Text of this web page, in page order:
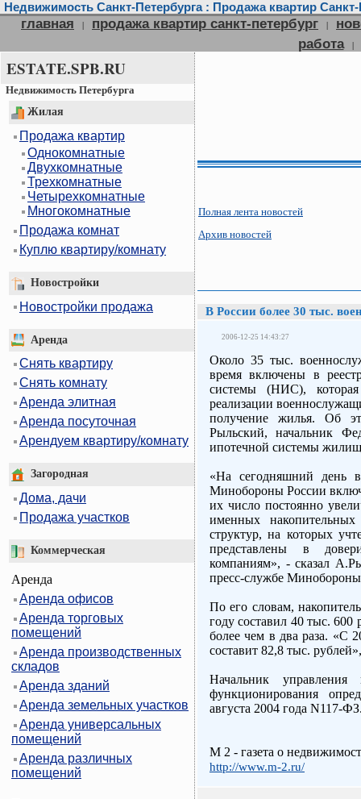
Недвижимость Санкт-Петербурга : Продажа квартир
главная | продажа квартир санкт-петербург |
работа
|
ESTATE.SPB.RU
Недвижимость Петербурга
Жилая
Продажа квартир
Однокомнатные
Двухкомнатные
Трехкомнатные
Четырехкомнатные
Многокомнатные
Продажа комнат
Куплю квартиру/комнату
Новостройки
Новостройки продажа
Аренда
Снять квартиру
Снять комнату
Аренда элитная
Аренда посуточная
Арендуем квартиру/комнату
Загородная
Дома, дачи
Продажа участков
Коммерческая
Аренда
Аренда офисов
Аренда торговых
помещений
Аренда производственных
складов
Аренда зданий
Аренда земельных участков
Аренда универсальных
помещений
Аренда различных
помещений
Полная лента новостей
Архив новостей
В России более 30 тыс.
2006-12-25 14:43:27
Около 35 тыс.
время включены в
системы (НИС),
реализации
получение жилья. Об
Рыльский, начальник
ипотечной системы
«На сегодняшний день
Минобороны России
их число постоянно
именных
структур, на которых
представлены в
компаниям», - сказал
пресс-службе
По его словам,
году составил 40 тыс. 600
более чем в два раза. «С
составит 82,8 тыс.
Начальник
функционирования
августа 2004 года N117-
M 2 - газета о
http://www.m-2.ru/